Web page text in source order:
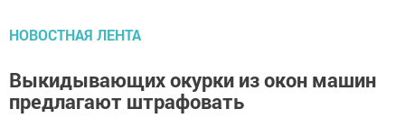
НОВОСТНАЯ ЛЕНТА
Выкидывающих окурки из окон машин
предлагают штрафовать